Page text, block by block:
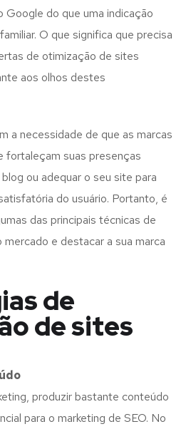
Google do que uma indicação
O que significa que precisa
de otimização de sites
aos olhos destes
a necessidade de que as marcas
fortaleçam suas presenças
ou adequar o seu site para
do usuário. Portanto, é
das principais técnicas de
e destacar a sua marca
de
de sites
produzir bastante conteúdo
para o marketing de SEO. No